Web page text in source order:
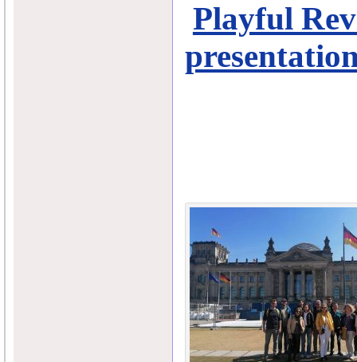
Playful